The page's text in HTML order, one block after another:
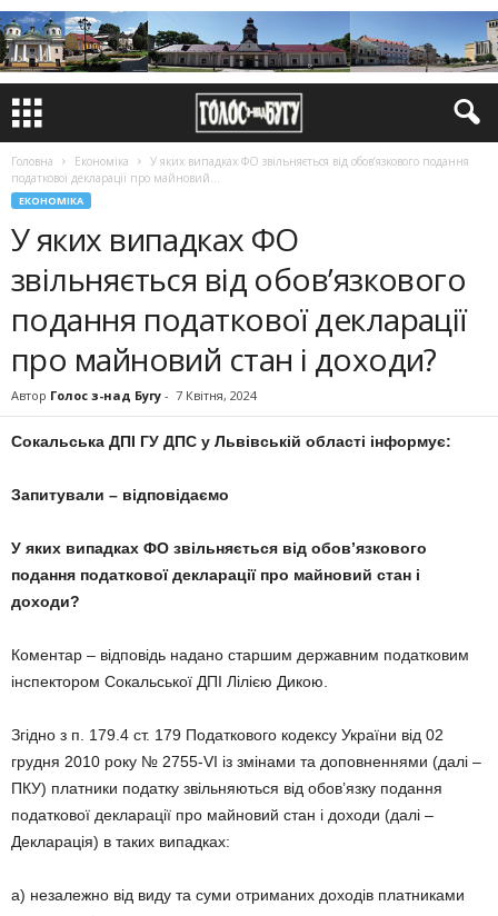
Головна Економіка
У яких випадках ФО звільняється від обов’язкового подання
податкової декларації про майновий...
ЕКОНОМІКА
У яких випадках ФО
звільняється від обов’язкового
подання податкової декларації
про майновий стан і доходи?
Автор Голос з-над Бугу - 7 Квітня, 2024
Сокальська ДПІ ГУ ДПС у Львівській області інформує:
Запитували – відповідаємо
У яких випадках ФО звільняється від обов’язкового
подання податкової декларації про майновий стан і
доходи?
Коментар – відповідь надано старшим державним податковим
інспектором Сокальської ДПІ Лілією Дикою.
Згідно з п. 179.4 ст. 179 Податкового кодексу України від 02
грудня 2010 року № 2755-VI із змінами та доповненнями (далі –
ПКУ) платники податку звільняються від обов’язку подання
податкової декларації про майновий стан і доходи (далі –
Декларація) в таких випадках:
а) незалежно від виду та суми отриманих доходів платниками